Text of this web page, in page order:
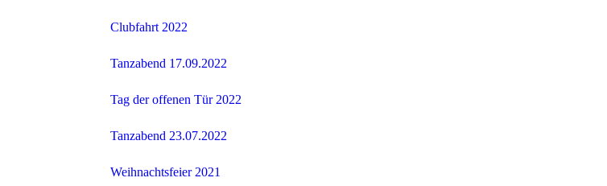
Clubfahrt 2022
Tanzabend 17.09.2022
Tag der offenen Tür 2022
Tanzabend 23.07.2022
Weihnachtsfeier 2021